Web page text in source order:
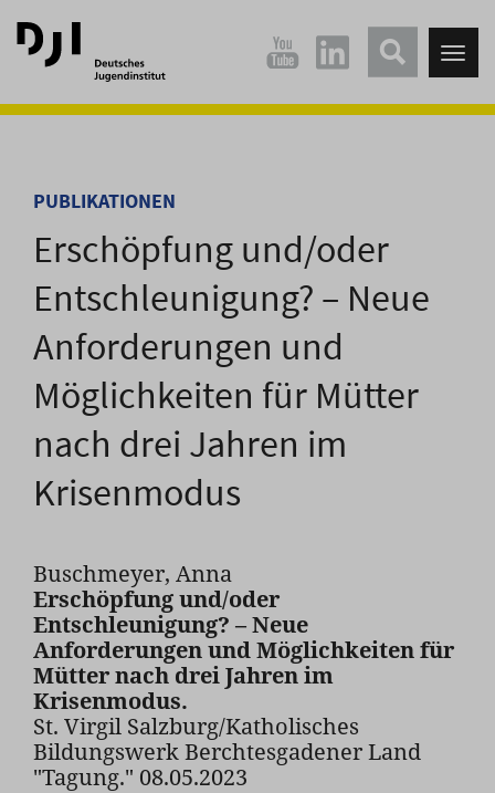
Direkt
zum
Hauptinhalt
Direkt
zum
Hauptmenü
PUBLIKATIONEN
Erschöpfung und/oder
Entschleunigung? – Neue
Anforderungen und
Möglichkeiten für Mütter
nach drei Jahren im
Krisenmodus
Buschmeyer, Anna
Erschöpfung und/oder
Entschleunigung? – Neue
Anforderungen und Möglichkeiten für
Mütter nach drei Jahren im
Krisenmodus.
St. Virgil Salzburg/Katholisches
Bildungswerk Berchtesgadener Land
"Tagung." 08.05.2023